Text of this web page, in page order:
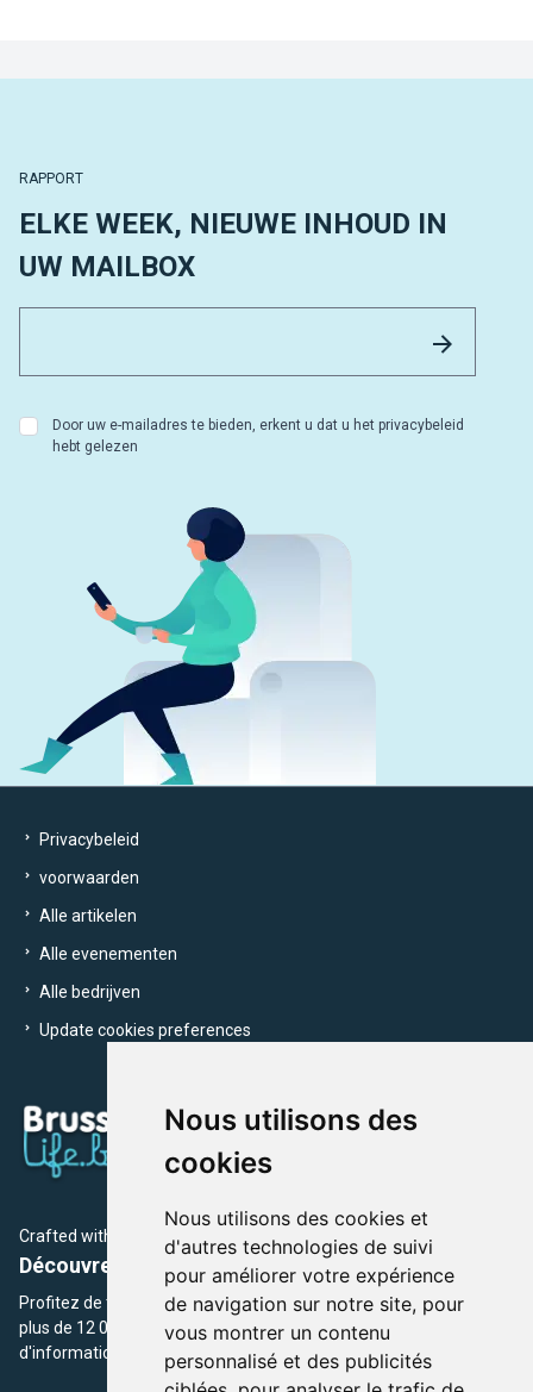
Nous utilisons des
cookies
Nous utilisons des cookies et
d'autres technologies de suivi
pour améliorer votre expérience
de navigation sur notre site, pour
vous montrer un contenu
personnalisé et des publicités
RAPPORT
ELKE WEEK, NIEUWE INHOUD IN
UW MAILBOX
Door uw e-mailadres te bieden, erkent u dat u het privacybeleid
hebt gelezen
Privacybeleid
voorwaarden
Alle artikelen
Alle evenementen
Alle bedrijven
Update cookies preferences
Crafted with by Brusselslife Team
Découvrez plus de 12 000 adresses et événements
Profitez de toutes les sections de BrusselsLife.be et découvrez
plus de 12 000 adresses et un grand choix d'événements,
d'informations et de conseils et astuces de notre écriture.